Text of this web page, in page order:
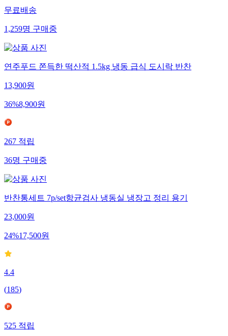
무료배송
1,259명구매중
연주푸드 쫀득한 떡산적 1.5kg 냉동 급식 도시락 반찬
13,900원
36%8,900원
267적립
36명구매중
반찬통세트 7p/set항균검사 냉동실 냉장고 정리 용기
23,000원
24%17,500원
4.4
(185)
525적립